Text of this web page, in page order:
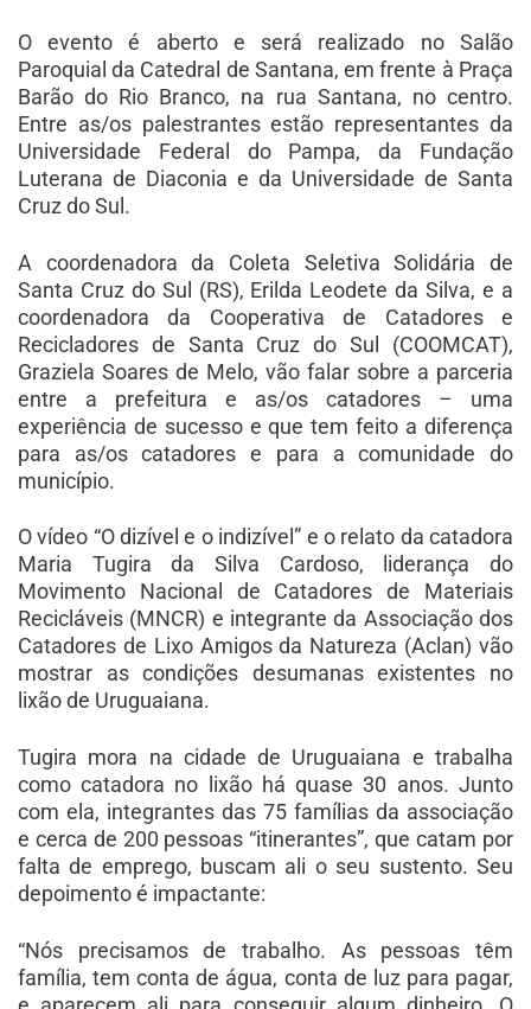
O evento é aberto e será realizado no Salão
Paroquial da Catedral de Santana, em frente à Praça
Barão do Rio Branco, na rua Santana, no centro.
Entre as/os palestrantes estão representantes da
Universidade Federal do Pampa, da Fundação
Luterana de Diaconia e da Universidade de Santa
Cruz do Sul.
A coordenadora da Coleta Seletiva Solidária de
Santa Cruz do Sul (RS), Erilda Leodete da Silva, e a
coordenadora da Cooperativa de Catadores e
Recicladores de Santa Cruz do Sul (COOMCAT),
Graziela Soares de Melo, vão falar sobre a parceria
entre a prefeitura e as/os catadores – uma
experiência de sucesso e que tem feito a diferença
para as/os catadores e para a comunidade do
município.
O vídeo “O dizível e o indizível” e o relato da catadora
Maria Tugira da Silva Cardoso, liderança do
Movimento Nacional de Catadores de Materiais
Recicláveis (MNCR) e integrante da Associação dos
Catadores de Lixo Amigos da Natureza (Aclan) vão
mostrar as condições desumanas existentes no
lixão de Uruguaiana.
Tugira mora na cidade de Uruguaiana e trabalha
como catadora no lixão há quase 30 anos. Junto
com ela, integrantes das 75 famílias da associação
e cerca de 200 pessoas “itinerantes”, que catam por
falta de emprego, buscam ali o seu sustento. Seu
depoimento é impactante:
“Nós precisamos de trabalho. As pessoas têm
família, tem conta de água, conta de luz para pagar,